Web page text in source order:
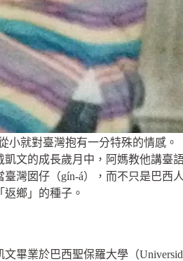
就對臺灣抱有一分特殊的情感。
文的成長歲月中，阿媽教他講臺
灣囡仔（gín-á），而不只是巴西
鄉」的種子。
業於巴西聖保羅大學（